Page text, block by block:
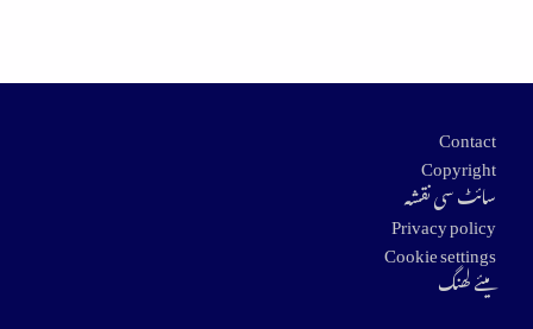
Footer
Contact
Copyright
سائٹ سی نقشہ
Privacy policy
Cookie settings
میئے لھنگ